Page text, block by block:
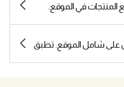
على جميع المنتجات في الموقع.
بقيمة 699 ريال على شامل الموقع. تطبق